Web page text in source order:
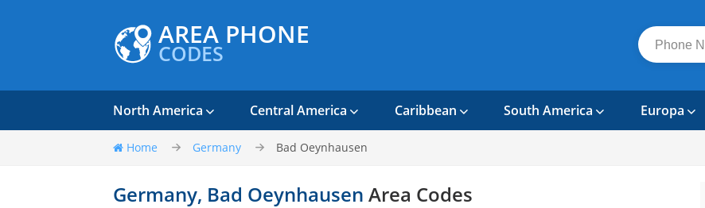
AREA PHONE
CODES
North America Central America Caribbean South America Europa
Home Germany Bad Oeynhausen
Germany, Bad Oeynhausen Area Codes